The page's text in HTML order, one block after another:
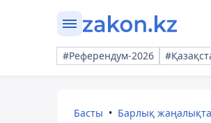
#Референдум-2026
Басты Барлық